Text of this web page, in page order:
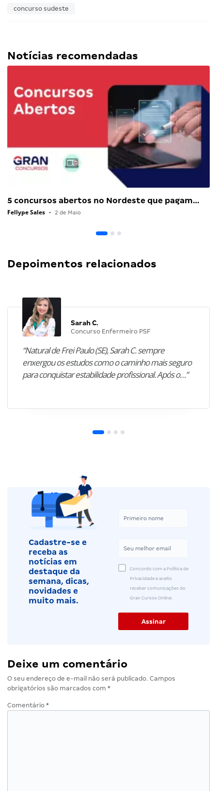
concurso sudeste
Notícias recomendadas
5 concursos abertos no Nordeste que pagam…
Fellype Sales • 2 de Maio
Depoimentos relacionados
Sarah C.
Concurso Enfermeiro PSF
“Natural de Frei Paulo (SE), Sarah C. sempre
enxergou os estudos como o caminho mais seguro
para conquistar estabilidade profissional. Após o…”
Cadastre-se e
receba as
notícias em
destaque da
semana, dicas,
novidades e
muito mais.
Concordo com a Política de
Privacidade e aceito
receber comunicações do
Gran Cursos Online.
Deixe um comentário
O seu endereço de e-mail não será publicado. Campos
obrigatórios são marcados com *
Comentário *